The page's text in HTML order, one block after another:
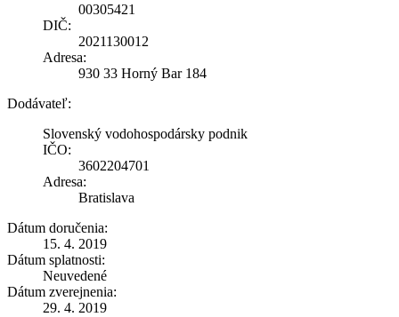
00305421
DIČ:
2021130012
Adresa:
930 33 Horný Bar 184
Dodávateľ:
Slovenský vodohospodársky podnik
IČO:
3602204701
Adresa:
Bratislava
Dátum doručenia:
15. 4. 2019
Dátum splatnosti:
Neuvedené
Dátum zverejnenia:
29. 4. 2019